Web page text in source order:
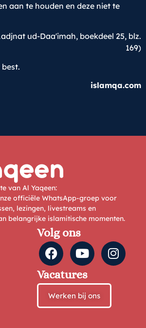
aan te houden en deze niet te
ud-Daa'imah, boekdeel 25, blz.
169)
islamqa.com
van Al Yaqeen:
officiële WhatsApp-groep voor
lezingen, livestreams en
belangrijke islamitische momenten.
Volg ons
Vacatures
Werken bij ons